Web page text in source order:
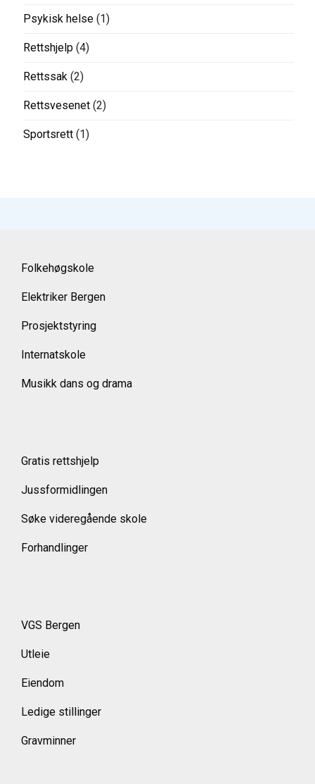
Psykisk helse (1)
Rettshjelp (4)
Rettssak (2)
Rettsvesenet (2)
Sportsrett (1)
Folkehøgskole
Elektriker Bergen
Prosjektstyring
Internatskole
Musikk dans og drama
Gratis rettshjelp
Jussformidlingen
Søke videregående skole
Forhandlinger
VGS Bergen
Utleie
Eiendom
Ledige stillinger
Gravminner